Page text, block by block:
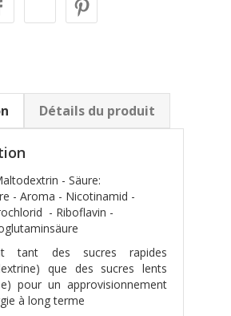
Détails du produit
- Säure:
- Aroma - Nicotinamid -
- Riboflavin -
tant des sucres rapides
que des sucres lents
pour un approvisionnement
à long terme